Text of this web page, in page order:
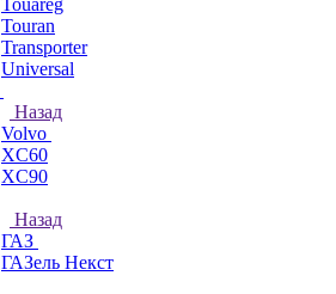
Touareg
Touran
Transporter
Universal
Назад
Volvo
XC60
XC90
Назад
ГАЗ
ГАЗель Некст